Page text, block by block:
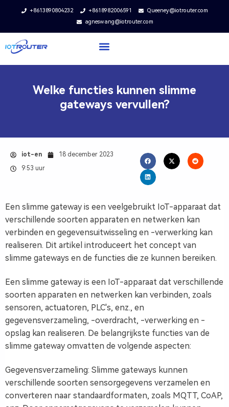
+8613890804232 +8618982006591
Queeney@iotrouter.com
agneswang@iotrouter.com
Welke functies kunnen slimme
gateways vervullen?
iot-en
18 december 2023
9:53 uur
Een slimme gateway is een veelgebruikt IoT-apparaat dat
verschillende soorten apparaten en netwerken kan
verbinden en gegevensuitwisseling en -verwerking kan
realiseren. Dit artikel introduceert het concept van
slimme gateways en de functies die ze kunnen bereiken.
Een slimme gateway is een IoT-apparaat dat verschillende
soorten apparaten en netwerken kan verbinden, zoals
sensoren, actuatoren, PLC's, enz., en
gegevensverzameling, -overdracht, -verwerking en -
opslag kan realiseren. De belangrijkste functies van de
slimme gateway omvatten de volgende aspecten:
Gegevensverzameling: Slimme gateways kunnen
verschillende soorten sensorgegevens verzamelen en
converteren naar standaardformaten, zoals MQTT, CoAP,